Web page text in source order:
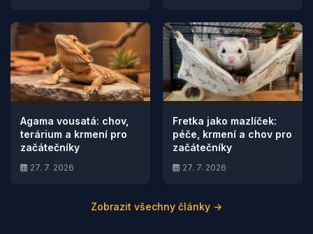
Agama vousatá: chov,
terárium a krmení pro
začátečníky
27. 7. 2026
Fretka jako mazlíček:
péče, krmení a chov pro
začátečníky
27. 7. 2026
Zobrazit všechny články →